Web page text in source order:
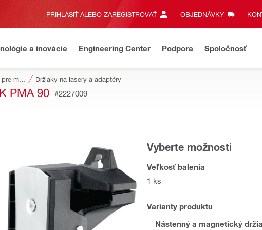
PRIHLÁSIŤ ALEBO ZAREGISTROVAŤ OBJEDNÁVKY
a inovácie Engineering Center Podpora Spoločnosť
Držiaky na lasery a adaptéry
PMA 90 #2227009
Vyberte možnosti
Veľkosť balenia
1 ks
Varianty produktu
Nástenný a magnetický